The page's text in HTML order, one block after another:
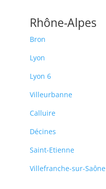
Rhône-Alpes
Bron
Lyon
Lyon 6
Villeurbanne
Calluire
Décines
Saint-Etienne
Villefranche-sur-Saône